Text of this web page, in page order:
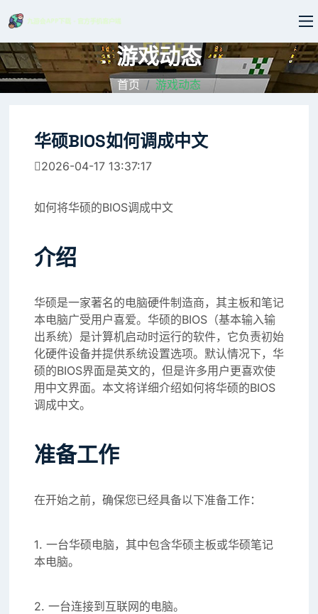
游戏动态
首页 游戏动态
华硕BIOS如何调成中文
2026-04-17 13:37:17
如何将华硕的BIOS调成中文
介绍
华硕是一家著名的电脑硬件制造商，其主板和笔记
本电脑广受用户喜爱。华硕的BIOS（基本输入输
出系统）是计算机启动时运行的软件，它负责初始
化硬件设备并提供系统设置选项。默认情况下，华
硕的BIOS界面是英文的，但是许多用户更喜欢使
用中文界面。本文将详细介绍如何将华硕的BIOS
调成中文。
准备工作
在开始之前，确保您已经具备以下准备工作：
1. 一台华硕电脑，其中包含华硕主板或华硕笔记
本电脑。
2. 一台连接到互联网的电脑。